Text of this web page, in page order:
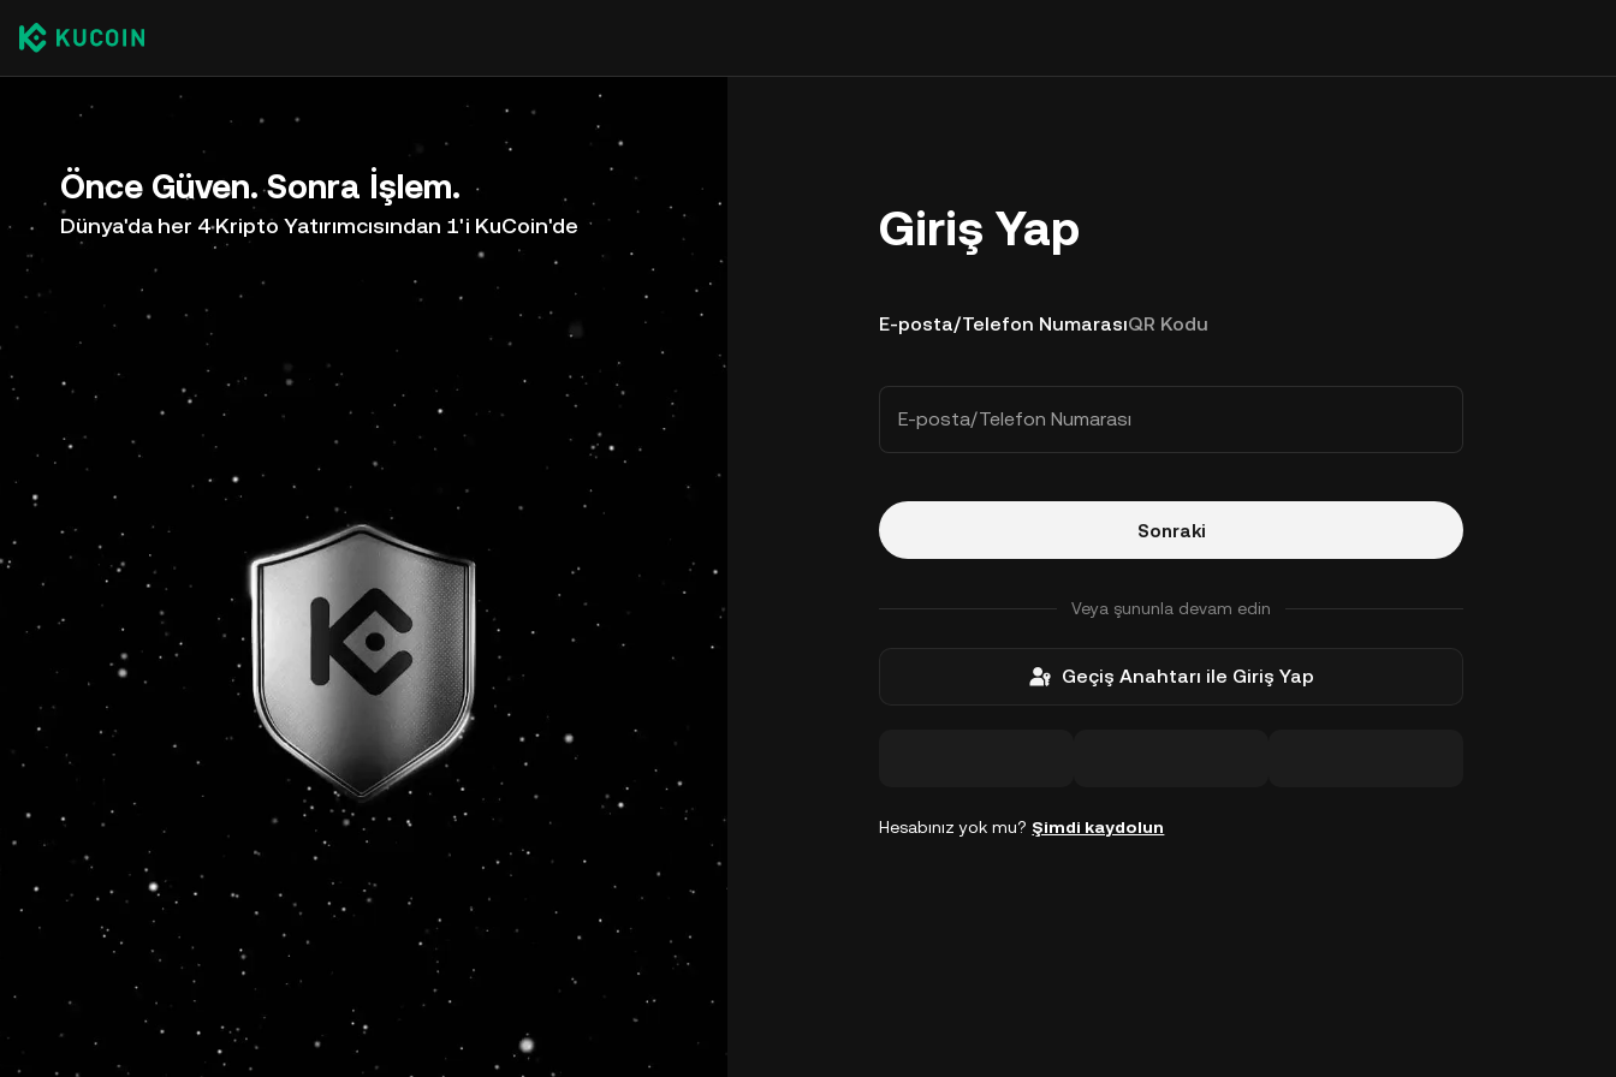
Önce Güven. Sonra İşlem.
Dünya'da her 4 Kripto Yatırımcısından 1'i KuCoin'de Giriş Yap
E-posta/Telefon NumarasıQR Kodu
E-posta/Telefon Numarası
Sonraki
Veya şununla devam edin
Geçiş Anahtarı ile Giriş Yap
Hesabınız yok mu? Şimdi kaydolun